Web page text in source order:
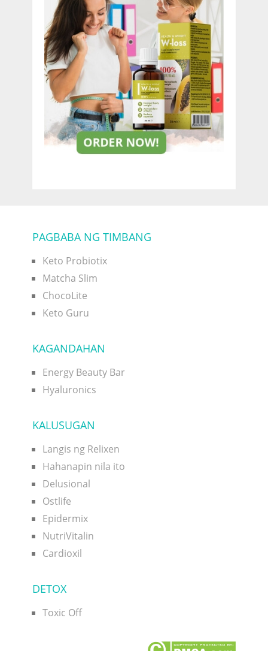
PAGBABA NG TIMBANG
Keto Probiotix
Matcha Slim
ChocoLite
Keto Guru
KAGANDAHAN
Energy Beauty Bar
Hyaluronics
KALUSUGAN
Langis ng Relixen
Hahanapin nila ito
Delusional
Ostlife
Epidermix
NutriVitalin
Cardioxil
DETOX
Toxic Off